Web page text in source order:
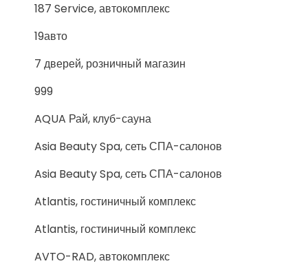
187 Service, автокомплекс
19авто
7 дверей, розничный магазин
999
AQUA Рай, клуб-сауна
Asia Beauty Spa, сеть СПА-салонов
Asia Beauty Spa, сеть СПА-салонов
Atlantis, гостиничный комплекс
Atlantis, гостиничный комплекс
AVTO-RAD, автокомплекс